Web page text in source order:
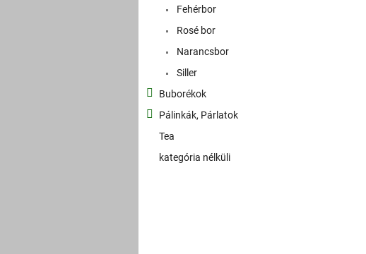
Fehérbor
Rosé bor
Narancsbor
Siller
Buborékok
Pálinkák, Párlatok
Tea
kategória nélküli